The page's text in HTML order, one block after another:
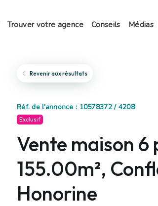
Trouver votre agence Conseils Médias
Revenir aux résultats
Réf. de l'annonce : 10578372 / 4208
Exclusif
Vente maison 6
155.00m²,
Honorine